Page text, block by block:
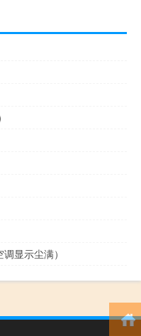
显示尘满）